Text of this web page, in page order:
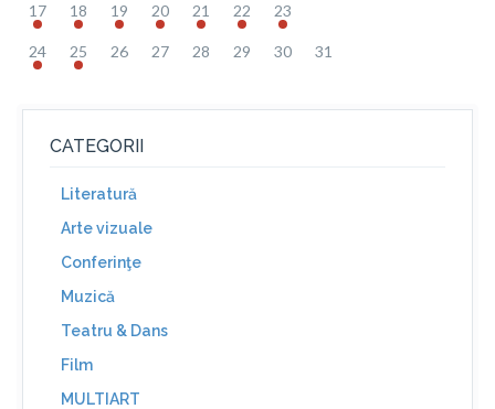
17 18 19 20 21 22 23
24 25 26 27 28 29 30 31
CATEGORII
Literatură
Arte vizuale
Conferinţe
Muzică
Teatru & Dans
Film
MULTIART